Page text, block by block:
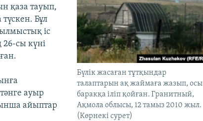
Бүлік жасаған тұтқындар
талаптарын ақ жаймаға жазып, осы
баракқа іліп қойған. Гранитный,
Ақмола облысы, 12 тамыз 2010 жыл.
(Көрнекі сурет)
қаза тауып,
Бұл
іс
26-сы күні
ауыр
айыптар